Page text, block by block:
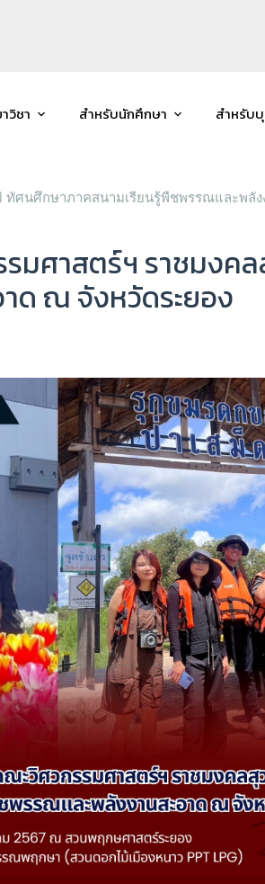
วิชา สำหรับนักศึกษา สำหรับ
นศึกษาภาคสนามเรียนรู้พืชพรรณและพลัง
มศาสตร์ฯ ราชมง
ด ณ จังหวัดระยอง